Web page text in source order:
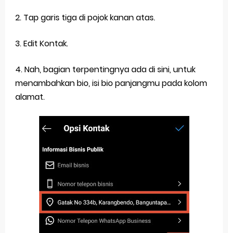
2. Tap garis tiga di pojok kanan atas.
3. Edit Kontak.
4. Nah, bagian terpentingnya ada di sini, untuk
menambahkan bio, isi bio panjangmu pada kolom
alamat.